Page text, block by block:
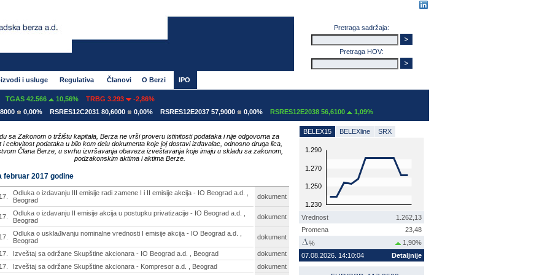
Pretraga sadržaja:
Pretraga HOV:
i usluge Regulativa Članovi O Berzi IPO
42.566 10,56% TRBG 3.293
-2,86%
0,00%
RSRES12C2031 80,6000 0,00% RSRES12E2037 57,9000 0,00% RSRES12E2038 56,6100 1,09%
sa Zakonom o tržištu kapitala, Berza ne vrši proveru istinitosti podataka i nije odgovorna za
i celovitost podataka u bilo kom delu dokumenta koje joj dostavi izdavalac, odnosno druga lica,
Člana Berze, u svrhu izvršavanja obaveza izveštavanja koje imaju u skladu sa zakonom,
podzakonskim aktima i aktima Berze.
februar 2017 godine
Odluka o izdavanju III emisije radi zamene I i II emisije akcija - IO Beograd a.d. ,
Beograd
dokument
Odluka o izdavanju II emisije akcija u postupku privatizacije - IO Beograd a.d. ,
Beograd
dokument
Odluka o usklađivanju nominalne vrednosti I emisije akcija - IO Beograd a.d. ,
Beograd
dokument
Izveštaj sa održane Skupštine akcionara - IO Beograd a.d. , Beograd
dokument
Izveštaj sa održane Skupštine akcionara - Kompresor a.d. , Beograd dokument
BELEX15 BELEXline SRX
1.230
1.250
1.270
1.290
Vrednost
1.262,13
Promena
23,48
%
1,90%
07.08.2026. 14:10:04
Detaljnije